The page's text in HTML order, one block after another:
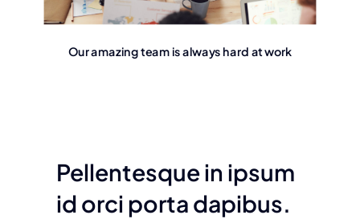
Our amazing team is always hard at work
Pellentesque in ipsum
id orci porta dapibus.